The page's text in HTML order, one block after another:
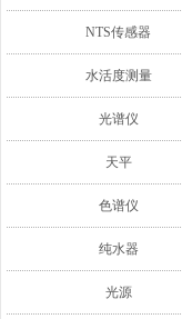
NTS传感器
水活度测量
光谱仪
天平
色谱仪
纯水器
光源